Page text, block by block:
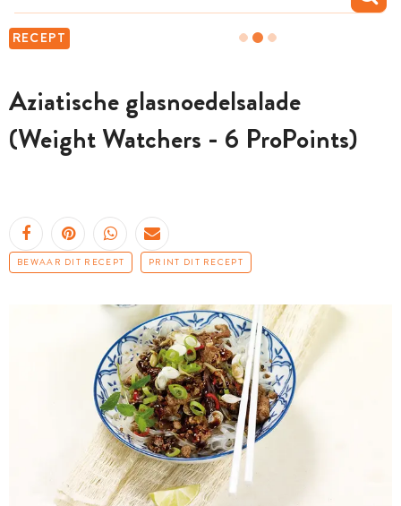
RECEPT
Aziatische glasnoedelsalade
(Weight Watchers - 6 ProPoints)
BEWAAR DIT RECEPT PRINT DIT RECEPT
MIJN BEWAARDE RECEPTEN